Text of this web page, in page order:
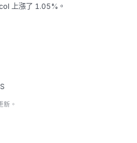
上漲了 1.05%。
新。